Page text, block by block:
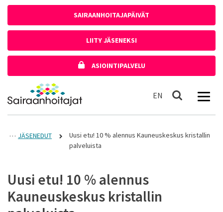
SAIRAANHOITAJAPÄIVÄT
LIITY JÄSENEKSI
ASIOINTIPALVELU
Etusivulle
EN In English
Haku
JÄSENEDUT
Uusi etu! 10 % alennus Kauneuskeskus kristallin
palveluista
Uusi etu! 10 % alennus
Kauneuskeskus kristallin